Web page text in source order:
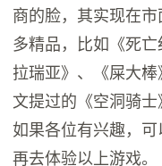
商的脸，其实现在
多精品，比如《死
拉瑞亚》、《屎大
文提过的《空洞骑士
如果各位有兴趣，
再去体验以上游戏。